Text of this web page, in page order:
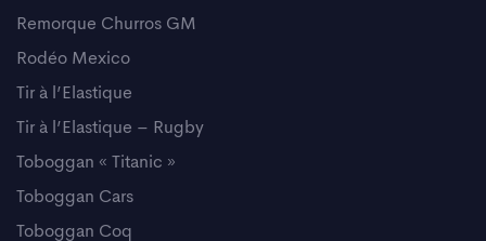
Remorque Churros GM
Rodéo Mexico
Tir à l’Elastique
Tir à l’Elastique – Rugby
Toboggan « Titanic »
Toboggan Cars
Toboggan Coq